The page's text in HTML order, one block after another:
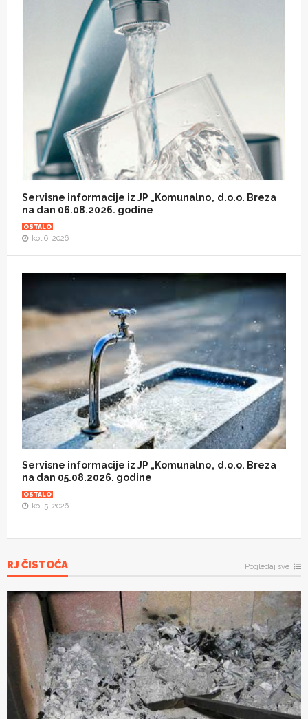
Servisne informacije iz JP „Komunalno„ d.o.o. Breza
na dan 06.08.2026. godine
OSTALO
kol 6, 2026
Servisne informacije iz JP „Komunalno„ d.o.o. Breza
na dan 05.08.2026. godine
OSTALO
kol 5, 2026
RJ ČISTOĆA Pogledaj sve